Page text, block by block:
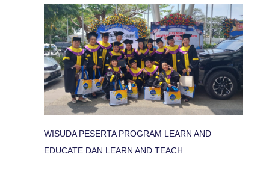
WISUDA PESERTA PROGRAM LEARN AND
EDUCATE DAN LEARN AND TEACH